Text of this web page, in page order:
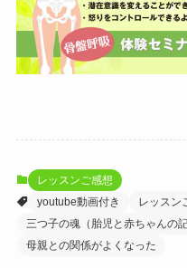
レッスンご感想
youtube動画付き
レッスン
三つ子の魂（胎児と赤ちゃんの記
母親との関係がよくなった